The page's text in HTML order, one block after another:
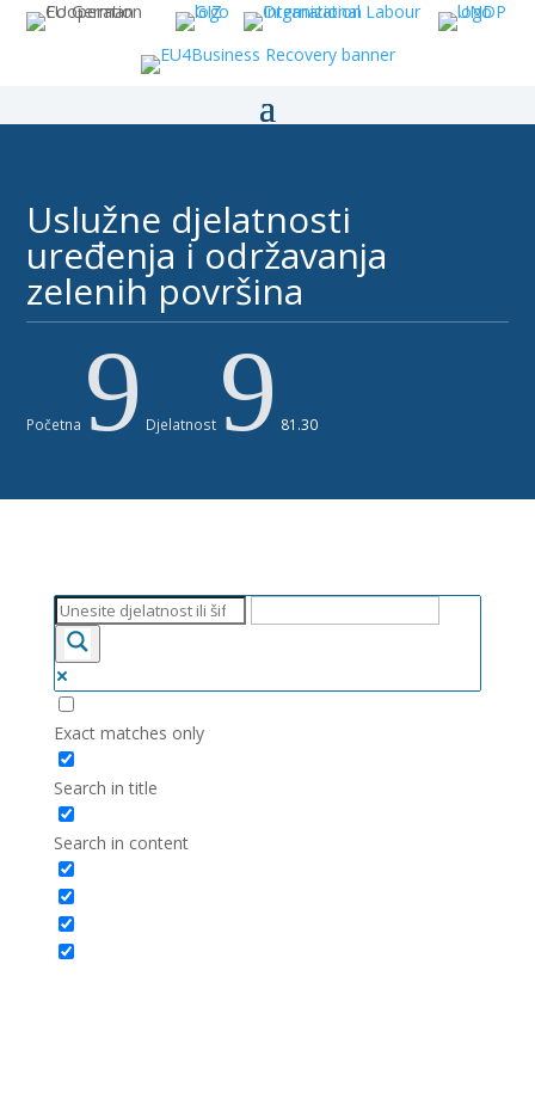
Uslužne djelatnosti
uređenja i održavanja
zelenih površina ​​
Početna 9 Djelatnost 9 81.30
Exact matches only
Search in title
Search in content